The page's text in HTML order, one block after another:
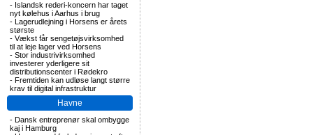
- Islandsk rederi-koncern har taget
nyt kølehus i Aarhus i brug
- Lagerudlejning i Horsens er årets
største
- Vækst får sengetøjsvirksomhed
til at leje lager ved Horsens
- Stor industrivirksomhed
investerer yderligere sit
distributionscenter i Rødekro
- Fremtiden kan udløse langt større
krav til digital infrastruktur
Havne
- Dansk entreprenør skal ombygge
kaj i Hamburg